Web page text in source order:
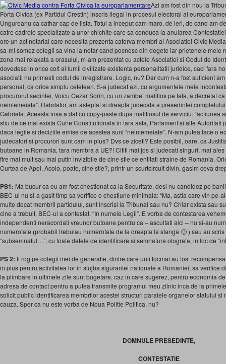
Azi am fost din nou la
Forta Civica (ex Partidul Crestin) inscris ilegal in procesul electoral al
Ungureanu ca cathar cap de lista. Totul a inceput cam maro, de ieri, de cand am
catre cadrele specializate a unor chichite care sa conduca la anularea
ore un act notarial care necesita prezenta catorva membri ai Asociatiei Civic
sa-mi somez colegii sa vina la notar cand pocnesc din degete iar prietenele mele
zona mai relaxata a orasului, m-am prezentat cu actele Asociatiei si Codul de
dovedesc in orice colt al lumii civilizate existenta personalitatii juridice, caci fara
asociatii nu primesti codul de inregistrare. Logic, nu? Dar cum n-a fost suficient
personal, ca orice simplu cetetean. S-a judecat azi, cu argumentele mele
procurorul sedintei, Voicu Cezar Sorin, cu un zambet malitios pe fata, a decretat
neintemeiata”. Rabdator, am asteptat si dreapta judecata a presedintei
Gabriela. Aceasta insa a dat cu copy-paste dupa malitiosul de serviciu: “actiunea
stiu de ce mai exista Curte Constitutionala in tara asta, Parlament si alte Autoritati
daca legile si deciziile emise de acestea sunt “neintemeiate”. N-am putea face o
judecatori si procurori sunt cam in plus? Dvs ce ziceti? Este posibil, oare, ca
butoane in Romania, tara membra a UE?! Cititi mai jos si judecati singuri, mai
fire mai mult sau mai putin invizibile de cine stie ce entitati straine de Romania.
Curtea de Apel. Acolo, poate, cine stie?, printr-un scurtcircuit divin, gasim ceva
PS1: Ma bucur ca eu am fost chestionat ca la Securitate, desi nu candidez pe
BEC-ul nu si-a gasit timp sa verifice o chestiune minimala: “Ma, astia care vin pe-
multe decat membrii partidului, sunt inscrisi la Tribunal sau nu? Chiar exista sau
cine a trebuit, BEC-ul a contestat. “In numele Legii”. E vorba de contestarea
independenti neracordati vreunor butoane pentru ca – ascultati aici – nu si-au
numerotate (probabil trebuiau numerotate de la dreapta la stanga 🙂 ) sau au
“subsemnatul…”, cu toate datele de identificare si semnatura olografa, in loc de
PS 2: Ii rog pe colegii mei de generatie, dintre care unii tocmai au fost
in plus pentru activitatea lor in slujba sigurantei nationale a Romaniei, sa verifice
la plimbare in ultimele zile sunt bugetare, caz in care sugerez, pentru economia
adresa de contact pentru a putea transmite programul meu zilnic inca de la
solicit public identificarea membrilor acestei structuri paralele organelor statului
cauza. Sper ca nu este vorba de Noua Politie Politica, nu?
DOMNULE PRESEDINTE,
CONTESTATIE